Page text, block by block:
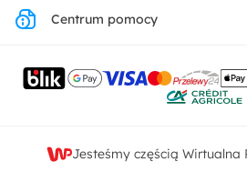
Ustawienia prywatności
Kontakt
Centrum pomocy
Jesteśmy częścią Wirtualna